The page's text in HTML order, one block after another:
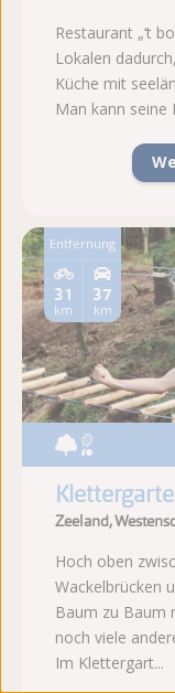
Restaurant „‘t
Lokalen
Küche mit
Man kann seine
Entfernung
37
km
31
km
Zeeland,
Hoch oben
Wackelbrücken
Baum zu Baum
noch viele
Im Klettergart...